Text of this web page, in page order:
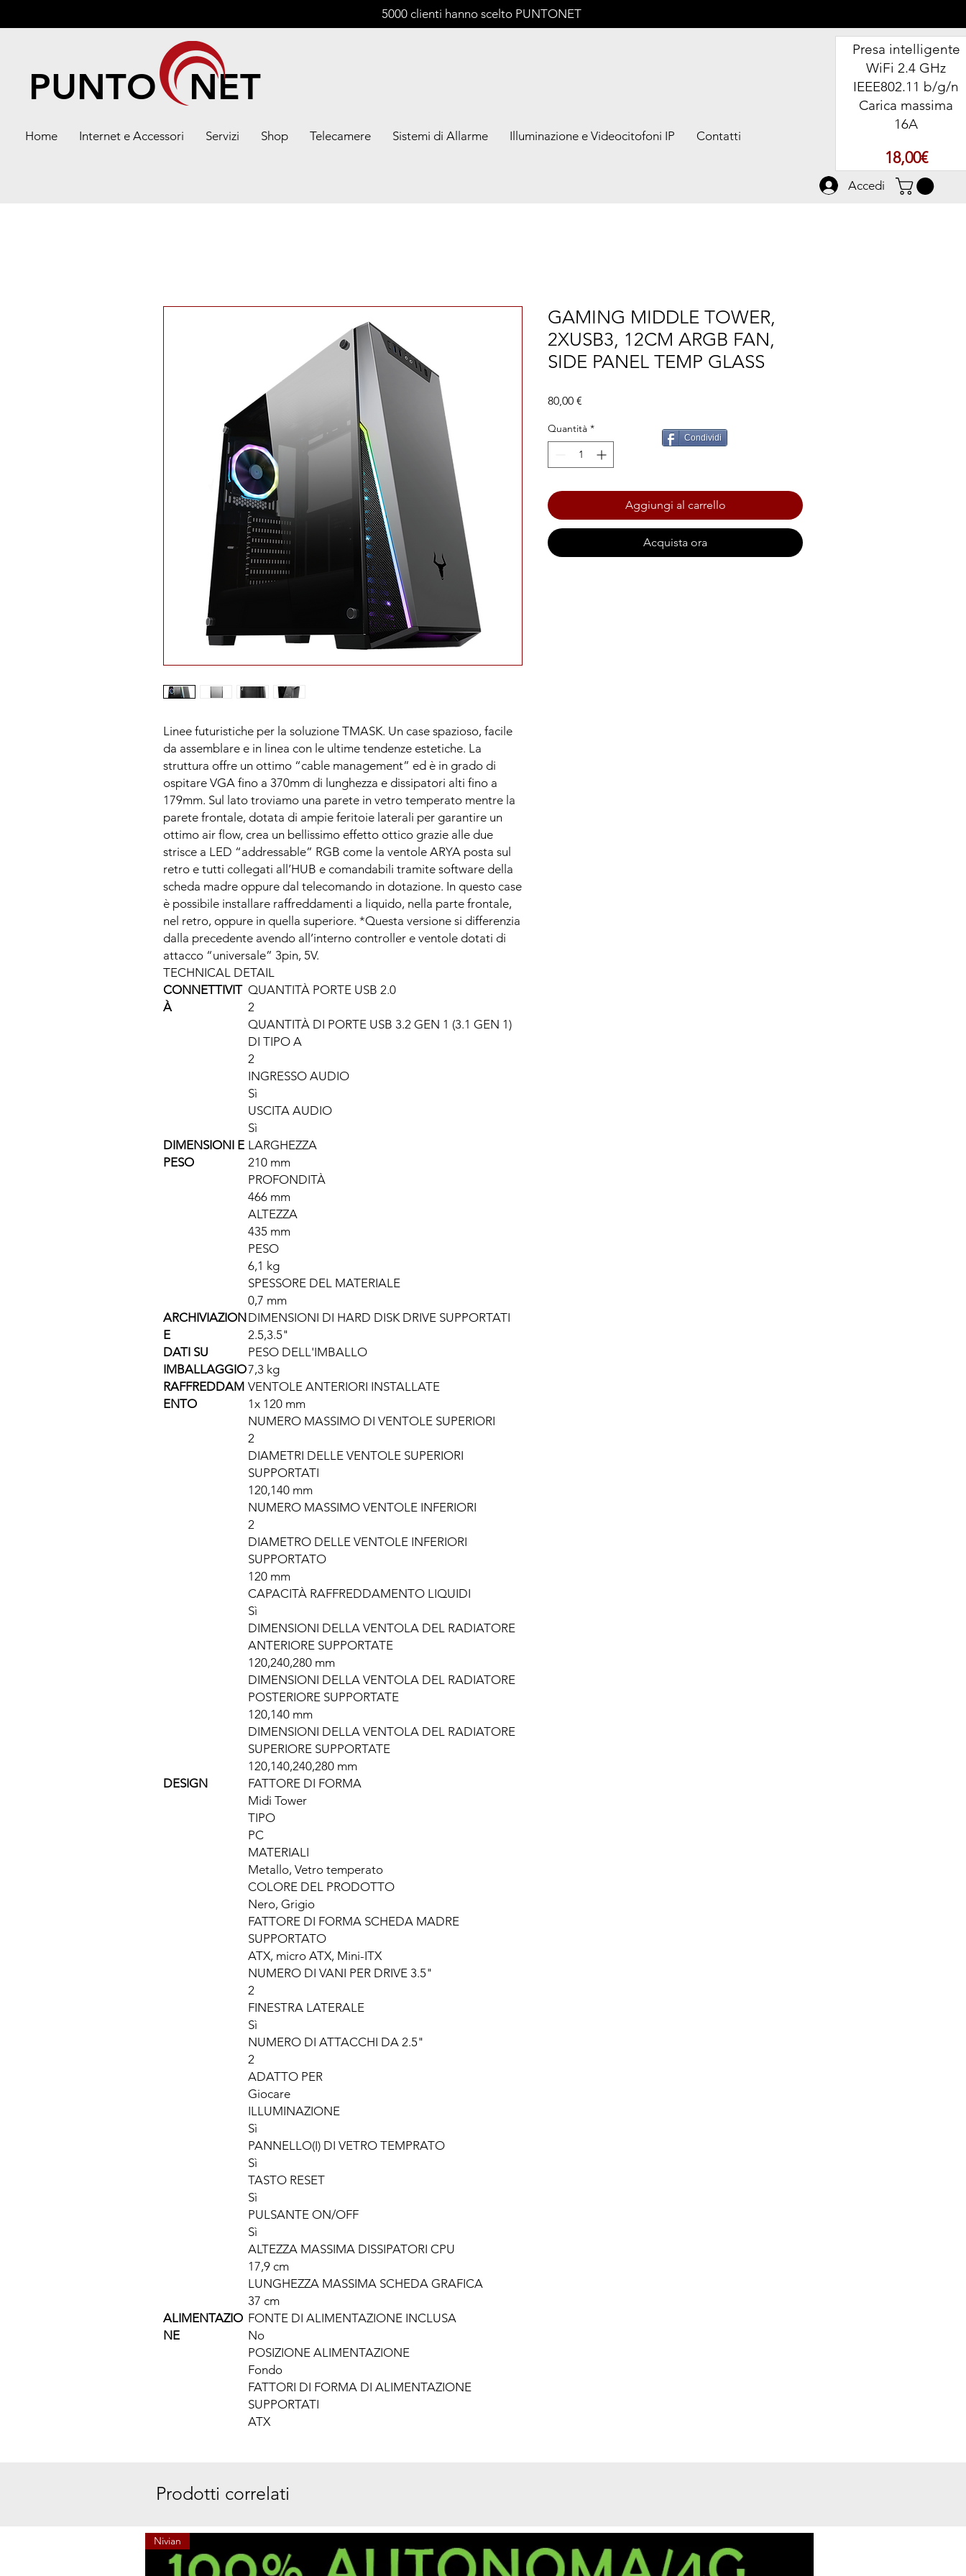
5000 clienti hanno scelto PUNTONET
Presa intelligente
WiFi 2.4 GHz
IEEE802.11 b/g/n
Carica massima
16A
18,00€
Home Internet e Accessori Servizi Shop Telecamere Sistemi di Allarme Illuminazione e Videocitofoni IP Contatti
PUNTO NET
Accedi
Linee futuristiche per la soluzione TMASK. Un case spazioso, facile
da assemblare e in linea con le ultime tendenze estetiche. La
struttura offre un ottimo “cable management” ed è in grado di
ospitare VGA fino a 370mm di lunghezza e dissipatori alti fino a
179mm. Sul lato troviamo una parete in vetro temperato mentre la
parete frontale, dotata di ampie feritoie laterali per garantire un
ottimo air flow, crea un bellissimo effetto ottico grazie alle due
strisce a LED “addressable” RGB come la ventole ARYA posta sul
retro e tutti collegati all’HUB e comandabili tramite software della
scheda madre oppure dal telecomando in dotazione. In questo case
è possibile installare raffreddamenti a liquido, nella parte frontale,
nel retro, oppure in quella superiore. *Questa versione si differenzia
dalla precedente avendo all’interno controller e ventole dotati di
attacco “universale” 3pin, 5V.
TECHNICAL DETAIL
CONNETTIVIT
À
QUANTITÀ PORTE USB 2.0
2
QUANTITÀ DI PORTE USB 3.2 GEN 1 (3.1 GEN 1)
DI TIPO A
2
INGRESSO AUDIO
Sì
USCITA AUDIO
Sì
DIMENSIONI E
PESO
LARGHEZZA
210 mm
PROFONDITÀ
466 mm
ALTEZZA
435 mm
PESO
6,1 kg
SPESSORE DEL MATERIALE
0,7 mm
ARCHIVIAZION
E
DIMENSIONI DI HARD DISK DRIVE SUPPORTATI
2.5,3.5"
DATI SU
IMBALLAGGIO
PESO DELL'IMBALLO
7,3 kg
RAFFREDDAM
ENTO
VENTOLE ANTERIORI INSTALLATE
1x 120 mm
NUMERO MASSIMO DI VENTOLE SUPERIORI
2
DIAMETRI DELLE VENTOLE SUPERIORI
SUPPORTATI
120,140 mm
NUMERO MASSIMO VENTOLE INFERIORI
2
DIAMETRO DELLE VENTOLE INFERIORI
SUPPORTATO
120 mm
CAPACITÀ RAFFREDDAMENTO LIQUIDI
Sì
DIMENSIONI DELLA VENTOLA DEL RADIATORE
ANTERIORE SUPPORTATE
120,240,280 mm
DIMENSIONI DELLA VENTOLA DEL RADIATORE
POSTERIORE SUPPORTATE
120,140 mm
DIMENSIONI DELLA VENTOLA DEL RADIATORE
SUPERIORE SUPPORTATE
120,140,240,280 mm
DESIGN
FATTORE DI FORMA
Midi Tower
TIPO
PC
MATERIALI
Metallo, Vetro temperato
COLORE DEL PRODOTTO
Nero, Grigio
FATTORE DI FORMA SCHEDA MADRE
SUPPORTATO
ATX, micro ATX, Mini-ITX
NUMERO DI VANI PER DRIVE 3.5"
2
FINESTRA LATERALE
Sì
NUMERO DI ATTACCHI DA 2.5"
2
ADATTO PER
Giocare
ILLUMINAZIONE
Sì
PANNELLO(I) DI VETRO TEMPRATO
Sì
TASTO RESET
Sì
PULSANTE ON/OFF
Sì
ALTEZZA MASSIMA DISSIPATORI CPU
17,9 cm
LUNGHEZZA MASSIMA SCHEDA GRAFICA
37 cm
ALIMENTAZIO
NE
FONTE DI ALIMENTAZIONE INCLUSA
No
POSIZIONE ALIMENTAZIONE
Fondo
FATTORI DI FORMA DI ALIMENTAZIONE
SUPPORTATI
ATX
GAMING MIDDLE TOWER,
2XUSB3, 12CM ARGB FAN,
SIDE PANEL TEMP GLASS
80,00 €
Quantità *
Aggiungi al carrello
Acquista ora
Condividi
Prodotti correlati
Nivian